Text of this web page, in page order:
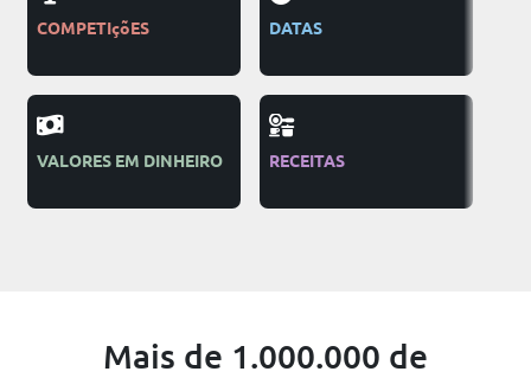
COMPETIçõES
VALORES EM DINHEIRO
DATAS
RECEITAS
Mais de 1.000.000 de